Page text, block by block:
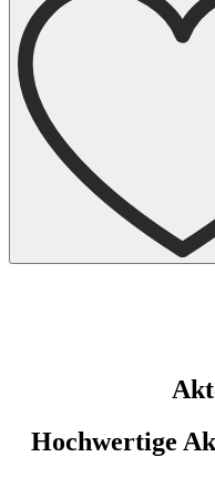
Hochwertige